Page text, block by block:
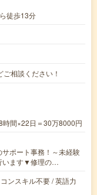
徒歩13分
相談ください！
間×22日＝30万8000円
ポート事務！～未経験
います▼修理の…
ンスキル不要 / 英語力